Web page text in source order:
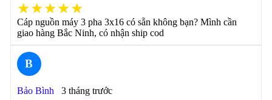
★★★★★
Cáp nguồn máy 3 pha 3x16 có sẵn không bạn? Mình cần
giao hàng Bắc Ninh, có nhận ship cod
B
Bảo Bình 3 tháng trước